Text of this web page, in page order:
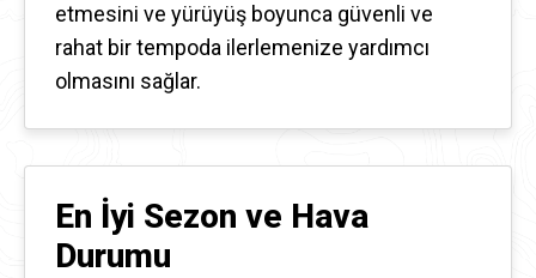
etmesini ve yürüyüş boyunca güvenli ve
rahat bir tempoda ilerlemenize yardımcı
olmasını sağlar.
En İyi Sezon ve Hava
Durumu